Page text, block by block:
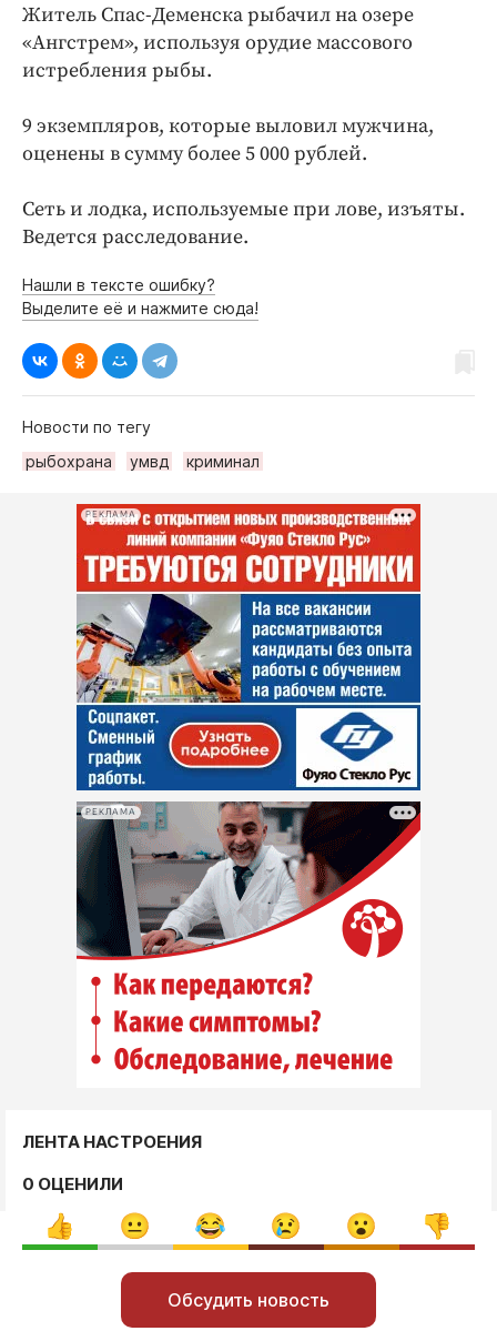
Житель Спас-Деменска рыбачил на озере
«Ангстрем», используя орудие массового
истребления рыбы.
9 экземпляров, которые выловил мужчина,
оценены в сумму более 5 000 рублей.
Сеть и лодка, используемые при лове, изъяты.
Ведется расследование.
Нашли в тексте ошибку?
Выделите её и нажмите сюда!
Новости по тегу
рыбохрана
умвд криминал
РЕКЛАМА
РЕКЛАМА
ЛЕНТА НАСТРОЕНИЯ
0 ОЦЕНИЛИ
Обсудить новость